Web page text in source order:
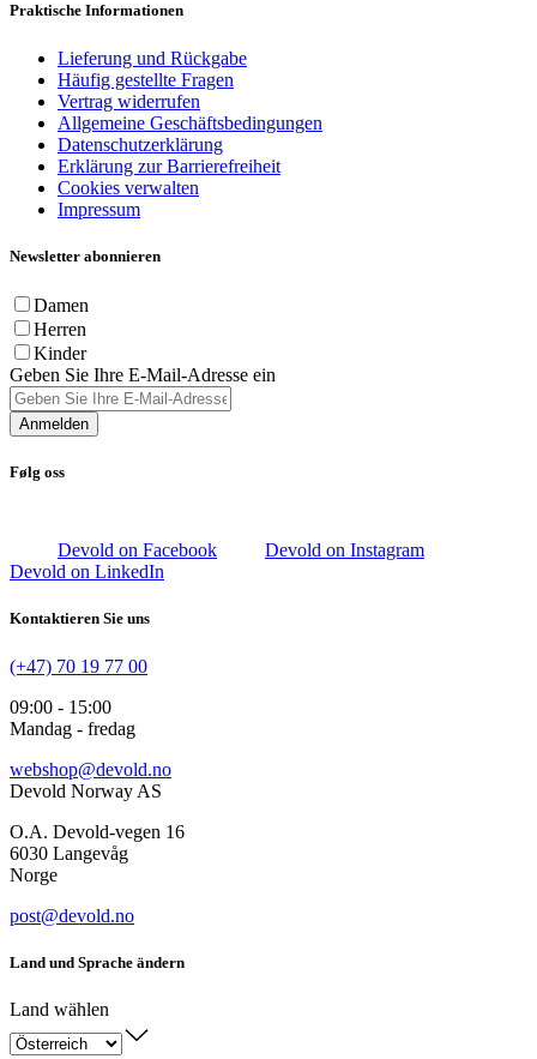
Praktische Informationen
Lieferung und Rückgabe
Häufig gestellte Fragen
Vertrag widerrufen
Allgemeine Geschäftsbedingungen
Datenschutzerklärung
Erklärung zur Barrierefreiheit
Cookies verwalten
Impressum
Newsletter abonnieren
Damen
Herren
Kinder
Geben Sie Ihre E-Mail-Adresse ein
Anmelden
Følg oss
Devold on Facebook
Devold on Instagram
Devold on LinkedIn
Kontaktieren Sie uns
(+47) 70 19 77 00
09:00 - 15:00
Mandag - fredag
webshop@devold.no
Devold Norway AS
O.A. Devold-vegen 16
6030 Langevåg
Norge
post@devold.no
Land und Sprache ändern
Land wählen